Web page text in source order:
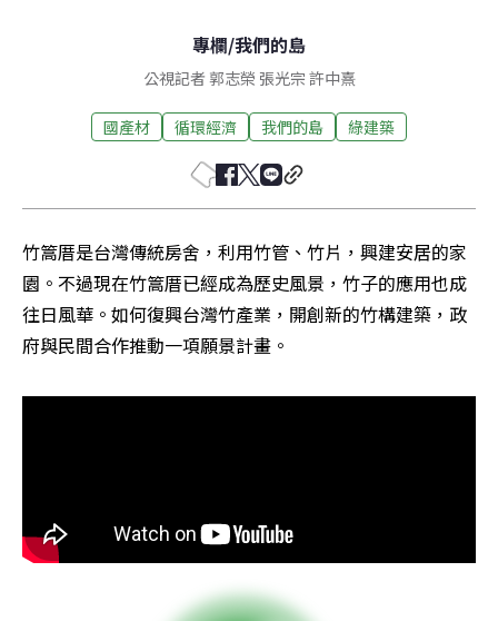
專欄/我們的島
公視記者 郭志榮 張光宗 許中熹
國產材 循環經濟 我們的島 綠建築
竹篙厝是台灣傳統房舍，利用竹管、竹片，興建安居的家
園。不過現在竹篙厝已經成為歷史風景，竹子的應用也成
往日風華。如何復興台灣竹產業，開創新的竹構建築，政
府與民間合作推動一項願景計畫。